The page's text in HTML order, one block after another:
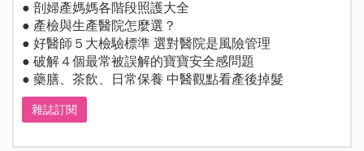
● 剖婦產媽媽各階段照護大全
● 產檢與生產醫院怎麼選？
● 好醫師５大檢驗標準 選對醫院是風險管理
● 破解４個最常被誤解的寶寶安全感問題
● 藥膳、茶飲、日常保養 中醫觀點看產後掉髮
雜誌訂閱